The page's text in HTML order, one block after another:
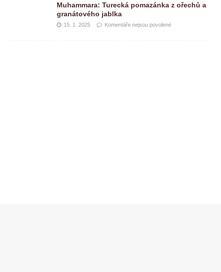
Muhammara: Turecká pomazánka z ořechů a
granátového jablka
15. 1. 2025 Komentáře nejsou povolené